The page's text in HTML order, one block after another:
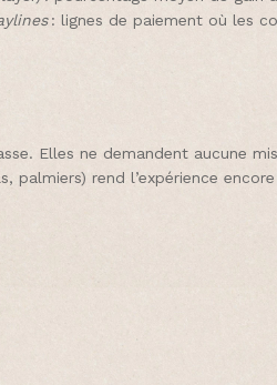
: lignes de paiement où les
Elles ne demandent aucune
rend l’expérience